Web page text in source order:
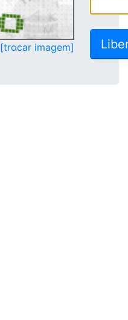
[trocar imagem]